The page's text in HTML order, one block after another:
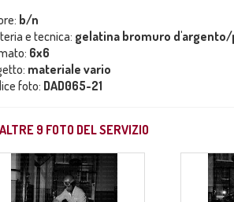
b/n
e tecnica: gelatina bromuro
6x6
materiale vario
foto: DAD065-21
9 FOTO DEL SERVIZIO